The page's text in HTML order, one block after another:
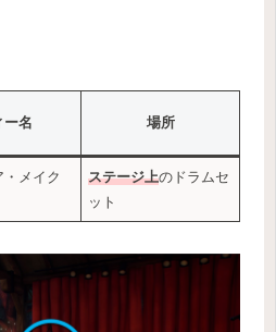
ー名 場所
・メイク
ステージ上のドラムセ
ット